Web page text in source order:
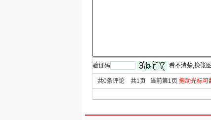
验证码 看不清楚,换张
共0条评论 共1 页 当前第1 页 拖动光标可